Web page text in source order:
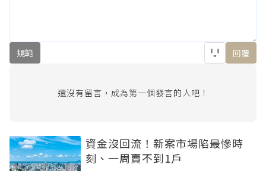
規範 回覆
還沒有留言，成為第一個發言的人吧！
資金沒回流！新案市場陷最慘時
刻、一周賣不到1戶